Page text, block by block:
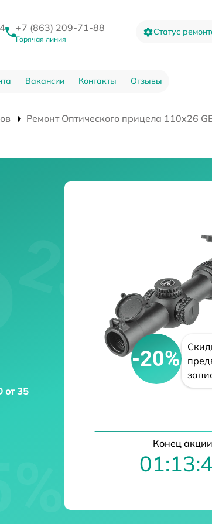
+7 (863) 209-71-88
Горячая линия
Статус
Вакансии Контакты Отзывы
Ремонт Оптического прицела 110х26
от 35
-20%
Конец акции